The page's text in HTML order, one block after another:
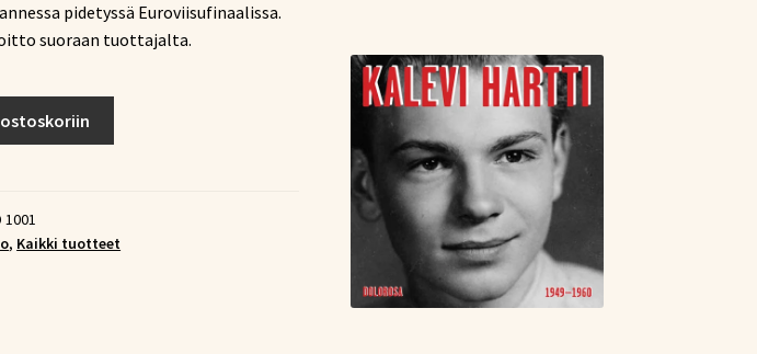
pidetyssä Euroviisufinaalissa.
suoraan tuottajalta.
ostoskoriin
1001
, Kaikki tuotteet